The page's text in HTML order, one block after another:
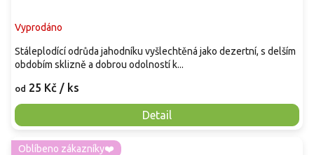
Vyprodáno
od 25 Kč / ks
Detail
Stáleplodící odrůda jahodníku vyšlechtěná jako dezertní, s delším
obdobím sklizně a dobrou odolností k...
Oblíbeno zákazníky❤️